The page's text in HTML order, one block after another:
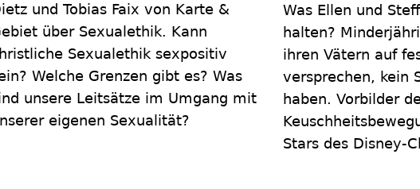
und Tobias Faix von Karte &
über Sexualethik. Kann
Sexualethik sexpositiv
Welche Grenzen gibt es? Was
unsere Leitsätze im Umgang mit
eigenen Sexualität?
Was Ellen und
halten?
ihren Vätern auf
versprechen, kein
haben. Vorbilder
Stars des Disney-